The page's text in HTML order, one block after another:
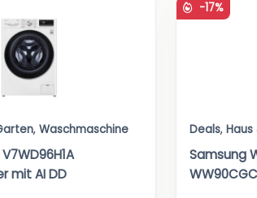
, Waschmaschine
mit AI DD
-17%
Deals,
Samsung